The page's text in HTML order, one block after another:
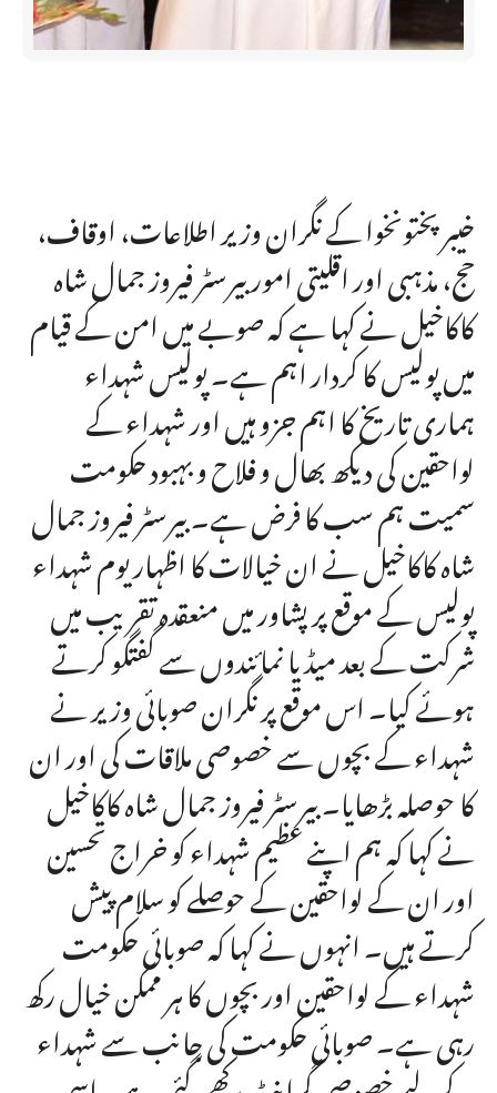
خیبرپختونخوا کے نگران وزیر اطلاعات، اوقاف،
حج، مذہبی اور اقلیتی امور بیرسٹر فیروز جمال شاہ
کاکاخیل نے کہا ہے کہ صوبے میں امن کے قیام
میں پولیس کا کردار اہم ہے۔ پولیس شہداء
ہماری تاریخ کا اہم جزو ہیں اور شہداء کے
لواحقین کی دیکھ بھال و فلاح و بہبود حکومت
سمیت ہم سب کا فرض ہے۔ بیرسٹر فیروز جمال
شاہ کاکاخیل نے ان خیالات کا اظہار یوم شہداء
پولیس کے موقع پر پشاور میں منعقدہ تقریب میں
شرکت کے بعد میڈیا نمائندوں سے گفتگو کرتے
ہوئے کیا۔ اس موقع پر نگران صوبائی وزیر نے
شہداء کے بچوں سے خصوصی ملاقات کی اور ان
کا حوصلہ بڑھایا۔ بیرسٹر فیروز جمال شاہ کاکاخیل
نے کہا کہ ہم اپنے عظیم شہداء کو خراج تحسین
اور ان کے لواحقین کے حوصلے کو سلام پیش
کرتے ہیں۔ انہوں نے کہا کہ صوبائی حکومت
شہداء کے لواحقین اور بچوں کا ہر ممکن خیال رکھ
رہی ہے۔ صوبائی حکومت کی جانب سے شہداء